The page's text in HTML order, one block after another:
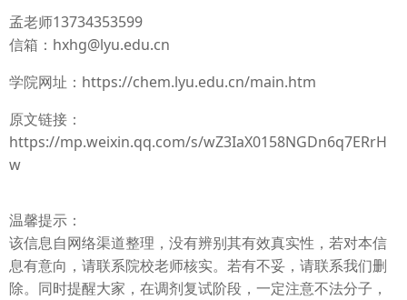
孟老师13734353599
信箱：hxhg@lyu.edu.cn
学院网址：https://chem.lyu.edu.cn/main.htm
原文链接：
https://mp.weixin.qq.com/s/wZ3IaX0158NGDn6q7ERrH
w
温馨提示：
该信息自网络渠道整理，没有辨别其有效真实性，若对本信
息有意向，请联系院校老师核实。若有不妥，请联系我们删
除。同时提醒大家，在调剂复试阶段，一定注意不法分子，